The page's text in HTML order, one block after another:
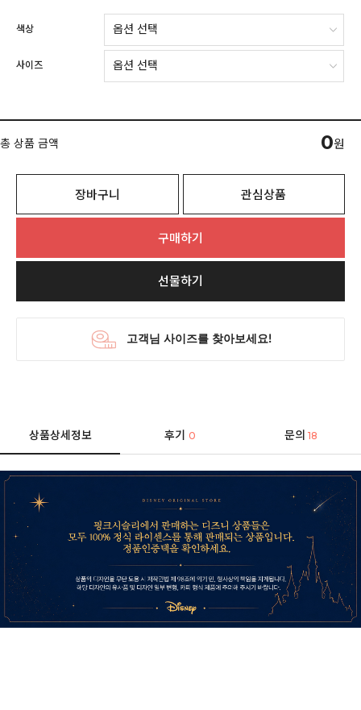
색상
사이즈
총 상품 금액 0원
장바구니 관심상품
구매하기
선물하기
상품상세정보 후기0 문의 18